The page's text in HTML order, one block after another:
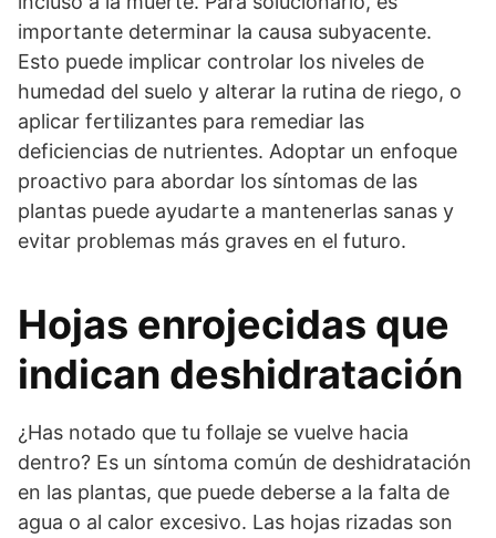
importante determinar la causa subyacente.
Esto puede implicar controlar los niveles de
humedad del suelo y alterar la rutina de riego, o
aplicar fertilizantes para remediar las
deficiencias de nutrientes. Adoptar un enfoque
proactivo para abordar los síntomas de las
plantas puede ayudarte a mantenerlas sanas y
evitar problemas más graves en el futuro.
Hojas enrojecidas que
indican deshidratación
¿Has notado que tu follaje se vuelve hacia
dentro? Es un síntoma común de deshidratación
en las plantas, que puede deberse a la falta de
agua o al calor excesivo. Las hojas rizadas son